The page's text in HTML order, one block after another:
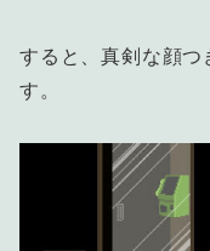
すると、真剣な顔つ
す。